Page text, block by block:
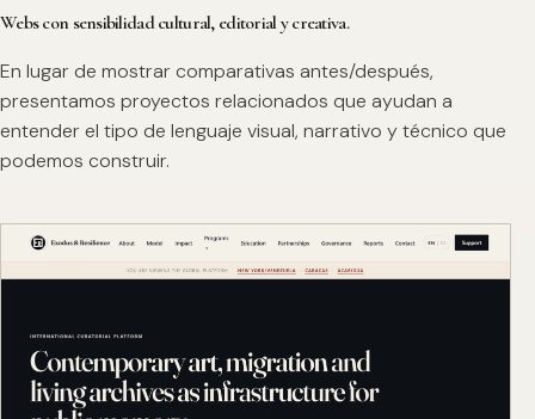
Webs con sensibilidad cultural, editorial y creativa.
En lugar de mostrar comparativas antes/después,
presentamos proyectos relacionados que ayudan a
entender el tipo de lenguaje visual, narrativo y técnico que
podemos construir.